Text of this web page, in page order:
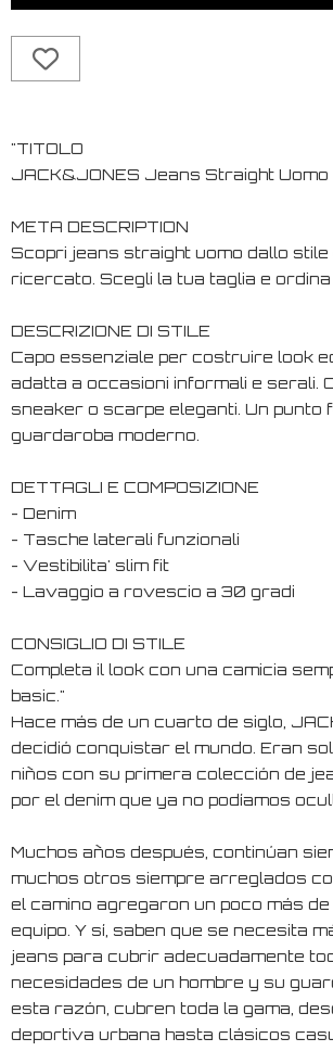
"TITOLO
JACK&JONES Jeans Straight Uomo
META DESCRIPTION
Scopri jeans straight uomo dallo
ricercato. Scegli la tua taglia e
DESCRIZIONE DI STILE
Capo essenziale per costruire look
adatta a occasioni informali e serali.
sneaker o scarpe eleganti. Un punto
guardaroba moderno.
DETTAGLI E COMPOSIZIONE
- Denim
- Tasche laterali funzionali
- Vestibilita' slim fit
- Lavaggio a rovescio a 30 gradi
CONSIGLIO DI STILE
Completa il look con una camicia
basic."
Hace más de un cuarto de siglo,
decidió conquistar el mundo. Eran
niños con su primera colección de
por el denim que ya no podíamos
Muchos años después, continúan
muchos otros siempre arreglados
el camino agregaron un poco más
equipo. Y sí, saben que se necesita
jeans para cubrir adecuadamente
necesidades de un hombre y su
esta razón, cubren toda la gama,
deportiva urbana hasta clásicos